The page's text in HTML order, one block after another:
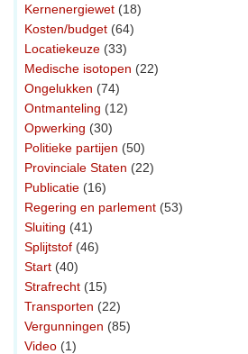
Kernenergiewet (18)
Kosten/budget (64)
Locatiekeuze (33)
Medische isotopen (22)
Ongelukken (74)
Ontmanteling (12)
Opwerking (30)
Politieke partijen (50)
Provinciale Staten (22)
Publicatie (16)
Regering en parlement (53)
Sluiting (41)
Splijtstof (46)
Start (40)
Strafrecht (15)
Transporten (22)
Vergunningen (85)
Video (1)